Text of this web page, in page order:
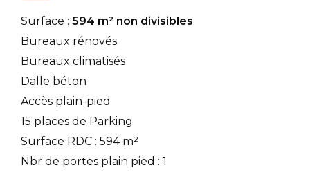
Surface : 594 m² non divisibles
Bureaux rénovés
Bureaux climatisés
Dalle béton
Accès plain-pied
15 places de Parking
Surface RDC : 594 m²
Nbr de portes plain pied : 1